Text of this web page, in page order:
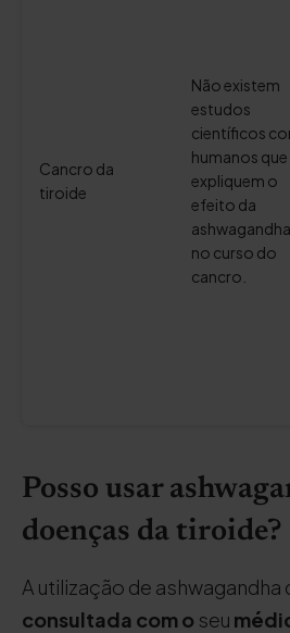
Cancro da
tiroide
Não existem
estudos
científicos
humanos que
expliquem o
efeito da
ashwagandha
no curso do
cancro.
Posso usar
doenças da tiroide?
A utilização de ashwagandha
consultada com o seu